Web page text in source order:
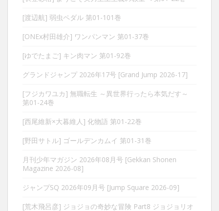
[渡辺航] 弱虫ペダル 第01-101巻
[ONEx村田雄介] ワンパンマン 第01-37巻
[ゆでたまご] キン肉マン 第01-92巻
グランドジャンプ 2026年17号 [Grand Jump 2026-17]
[フジカワユカ] 無職転生 ～異世界行ったら本気だす～
第01-24巻
[西尾維新×大暮維人] 化物語 第01-22巻
[野田サトル] ゴールデンカムイ 第01-31巻
月刊少年マガジン 2026年08月号 [Gekkan Shonen
Magazine 2026-08]
ジャンプSQ 2026年09月号 [Jump Square 2026-09]
[荒木飛呂彦] ジョジョの奇妙な冒険 Part8 ジョジョリオ